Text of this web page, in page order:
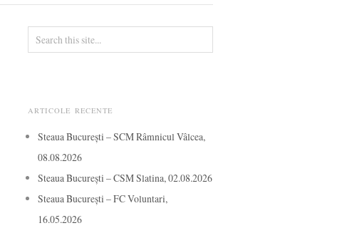
ARTICOLE RECENTE
Steaua București – SCM Râmnicul Vâlcea,
08.08.2026
Steaua București – CSM Slatina, 02.08.2026
Steaua București – FC Voluntari,
16.05.2026